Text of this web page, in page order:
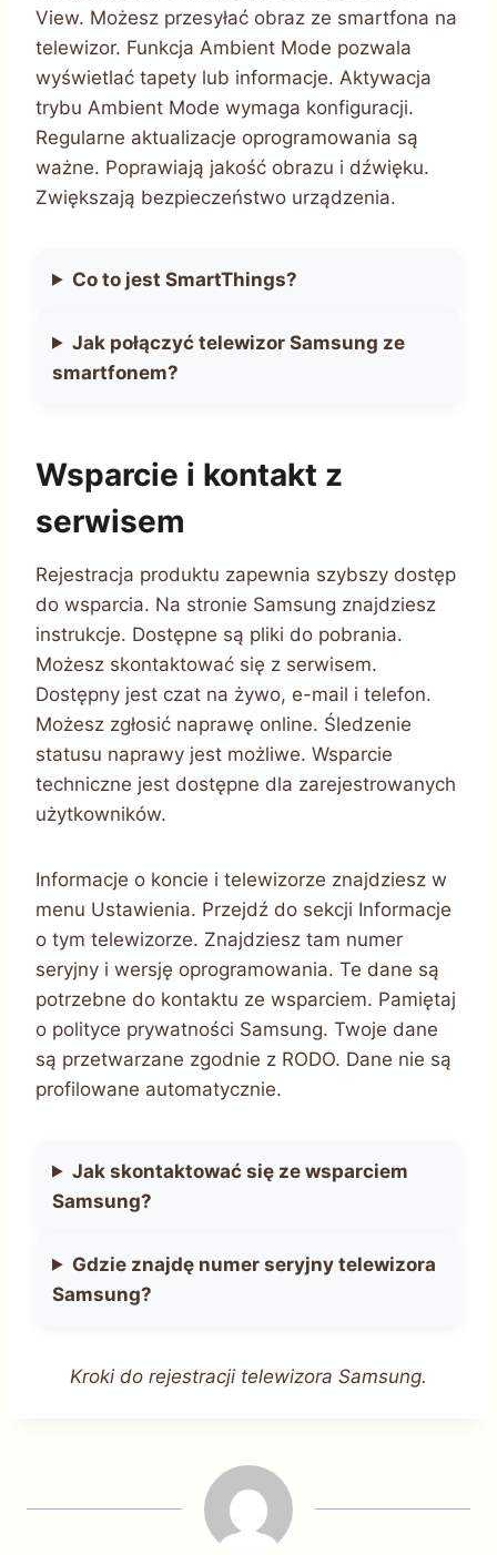
View. Możesz przesyłać obraz ze smartfona na
telewizor. Funkcja Ambient Mode pozwala
wyświetlać tapety lub informacje. Aktywacja
trybu Ambient Mode wymaga konfiguracji.
Regularne aktualizacje oprogramowania są
ważne. Poprawiają jakość obrazu i dźwięku.
Zwiększają bezpieczeństwo urządzenia.
Co to jest SmartThings?
Jak połączyć telewizor Samsung ze
smartfonem?
Wsparcie i kontakt z
serwisem
Rejestracja produktu zapewnia szybszy dostęp
do wsparcia. Na stronie Samsung znajdziesz
instrukcje. Dostępne są pliki do pobrania.
Możesz skontaktować się z serwisem.
Dostępny jest czat na żywo, e-mail i telefon.
Możesz zgłosić naprawę online. Śledzenie
statusu naprawy jest możliwe. Wsparcie
techniczne jest dostępne dla zarejestrowanych
użytkowników.
Informacje o koncie i telewizorze znajdziesz w
menu Ustawienia. Przejdź do sekcji Informacje
o tym telewizorze. Znajdziesz tam numer
seryjny i wersję oprogramowania. Te dane są
potrzebne do kontaktu ze wsparciem. Pamiętaj
o polityce prywatności Samsung. Twoje dane
są przetwarzane zgodnie z RODO. Dane nie są
profilowane automatycznie.
Jak skontaktować się ze wsparciem
Samsung?
Gdzie znajdę numer seryjny telewizora
Samsung?
Kroki do rejestracji telewizora Samsung.